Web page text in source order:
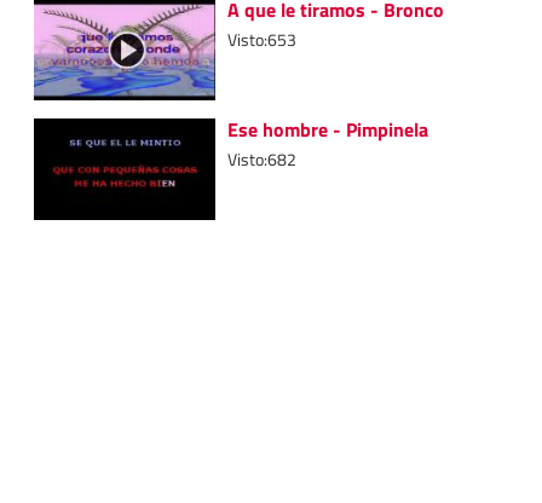
A que le tiramos - Bronco
Visto:653
Ese hombre - Pimpinela
Visto:682